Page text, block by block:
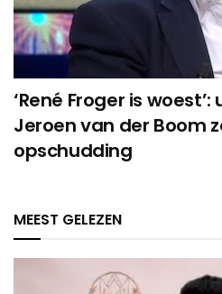
‘René Froger is
Jeroen van der Boom
opschudding
MEEST GELEZEN